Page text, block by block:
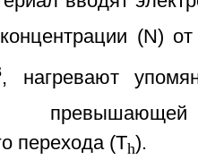
(N)
, нагревают
перехода (Th).